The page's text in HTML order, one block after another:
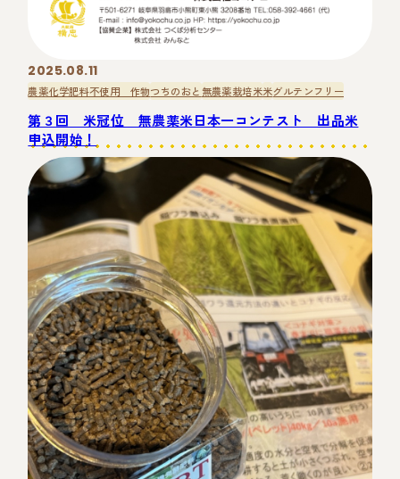
2025.08.11
農薬化学肥料不使用 作物つちのおと 無農薬栽培米米グルテンフリー
第３回 米冠位 無農薬米日本一コンテスト 出品米
申込開始！